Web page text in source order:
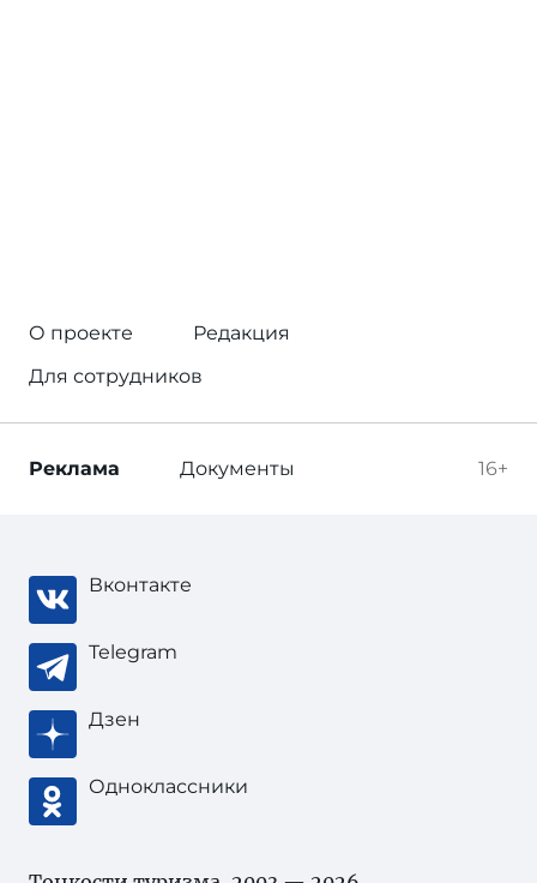
О проекте
Редакция
Для сотрудников
16+
Реклама Документы
Вконтакте
Telegram
Дзен
Одноклассники